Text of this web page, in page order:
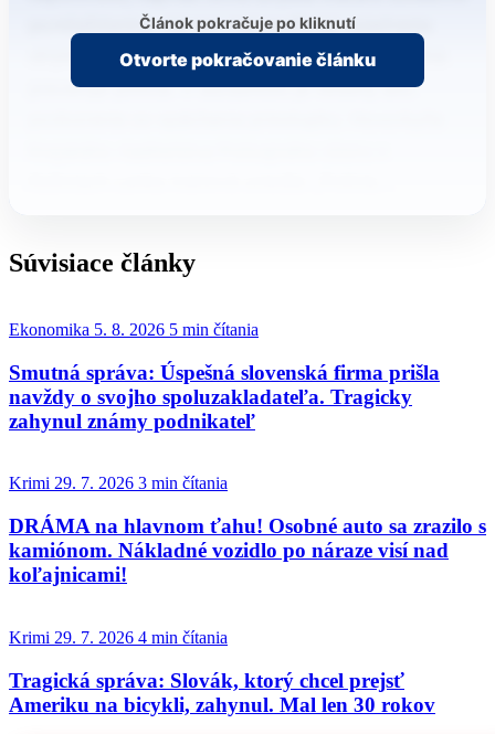
pomliaždeniny. Jej syn mal podľa jej vyjadrenia
utrpieť zlomeninu pod okom. Prípad momentálne
preveruje polícia. V súčasnosti je vedený ako
Článok pokračuje po kliknutí
Otvorte pokračovanie článku
Súvisiace články
Ekonomika 5. 8. 2026 5 min čítania
Smutná správa: Úspešná slovenská firma prišla
navždy o svojho spoluzakladateľa. Tragicky
zahynul známy podnikateľ
Krimi 29. 7. 2026 3 min čítania
DRÁMA na hlavnom ťahu! Osobné auto sa zrazilo s
kamiónom. Nákladné vozidlo po náraze visí nad
koľajnicami!
Krimi 29. 7. 2026 4 min čítania
Tragická správa: Slovák, ktorý chcel prejsť
Ameriku na bicykli, zahynul. Mal len 30 rokov